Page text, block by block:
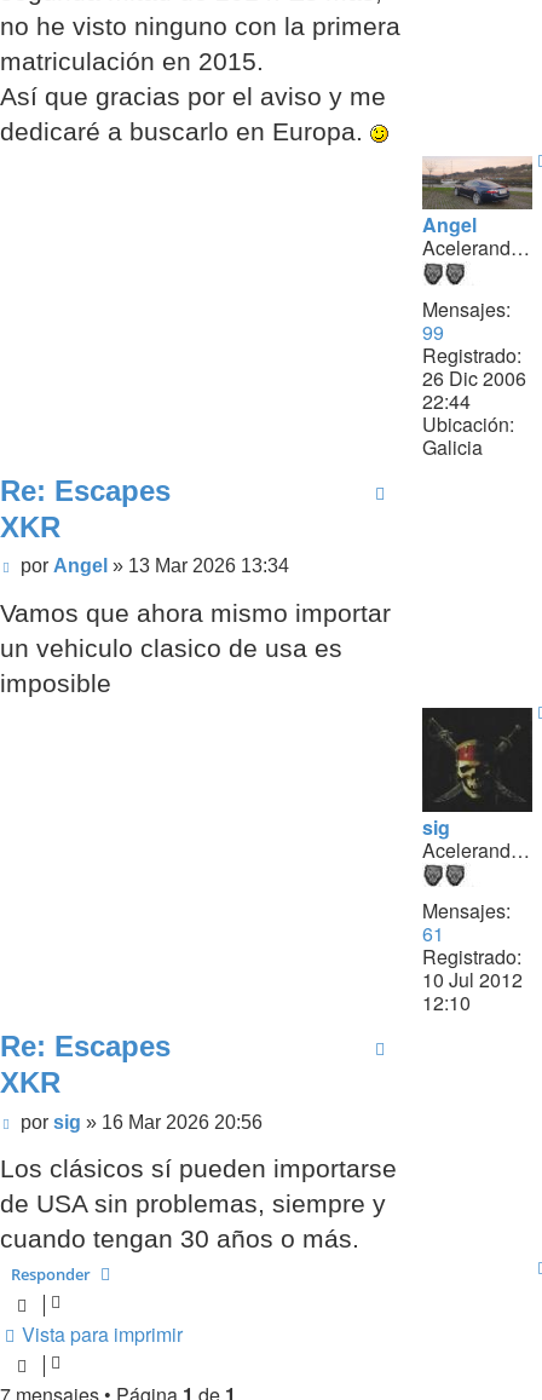
no he visto ninguno con la primera
matriculación en 2015.
Así que gracias por el aviso y me
dedicaré a buscarlo en Europa.
Angel
Acelerando...
Mensajes:
99
Registrado:
26 Dic 2006
22:44
Ubicación:
Galicia
Re: Escapes
XKR
Mensaje
leer
por Angel » 13 Mar 2026 13:34
Vamos que ahora mismo importar
un vehiculo clasico de usa es
imposible
sig
Acelerando...
Mensajes:
61
Registrado:
10 Jul 2012
12:10
Re: Escapes
XKR
Mensaje
leer
por sig » 16 Mar 2026 20:56
Los clásicos sí pueden importarse
de USA sin problemas, siempre y
cuando tengan 30 años o más.
Responder
Vista para imprimir
7 mensajes • Página 1 de 1